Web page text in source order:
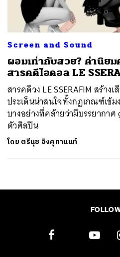
Screen and Sound
ผอมเท่ากับสวย? ค่านิย
สารคดีไอดอล LE
สารคดีวง LE SSERAFIM สร้า
ประเด็นน่าสนใจทั้งกฎเกณฑ์เข้
บางอย่างที่คล้ายว่ามีบรรยากา
ตัวศิลปิน
โดย ตรีนุช อิงคุทานนท์